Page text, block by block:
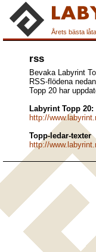
Årets bästa
rss
Bevaka Labyrint
RSS-flödena
Topp 20 har
Labyrint Topp 20:
http://
Topp-ledar-texter
http://